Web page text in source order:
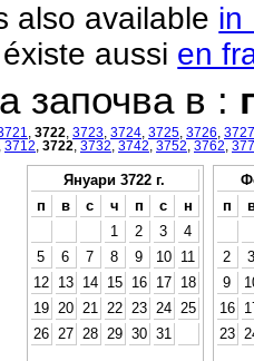
also available in
aussi en
започва в :
3722 3723 3724 3725 3726 3727
3712 3722 3732 3742 3752 3762
Януари 3722 г.
п
в с ч п с
н
1
2 3
4
5
6 7 8 9 10
11
12
13 14 15 16 17
18
19
20 21 22 23 24
25
26
27 28 29 30 31
п
2
3
9
16
23